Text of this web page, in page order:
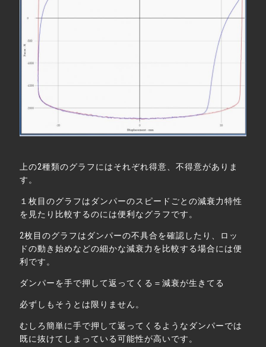
上の2種類のグラフにはそれぞれ得意、不得意がありま
す。
１枚目のグラフはダンパーのスピードごとの減衰力特性
を見たり比較するのには便利なグラフです。
2枚目のグラフはダンパーの不具合を確認したり、ロッ
ドの動き始めなどの細かな減衰力を比較する場合には便
利です。
ダンパーを手で押して返ってくる＝減衰が生きてる
必ずしもそうとは限りません。
むしろ簡単に手で押して返ってくるようなダンパーでは
既に抜けてしまっている可能性が高いです。